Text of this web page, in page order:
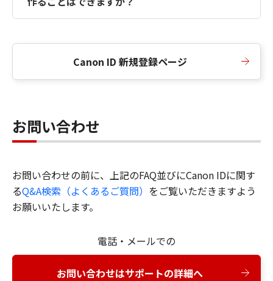
Canon ID 新規登録ページ
お問い合わせ
お問い合わせの前に、上記のFAQ並びにCanon IDに関す
るQ&A検索（よくあるご質問） をご覧いただきますよう
お願いいたします。
電話・メールでの
お問い合わせはサポートの詳細へ